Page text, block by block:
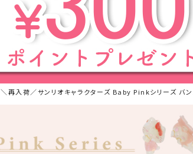
＼再入荷／サンリオキャラクターズ Baby Pinkシリーズ バ